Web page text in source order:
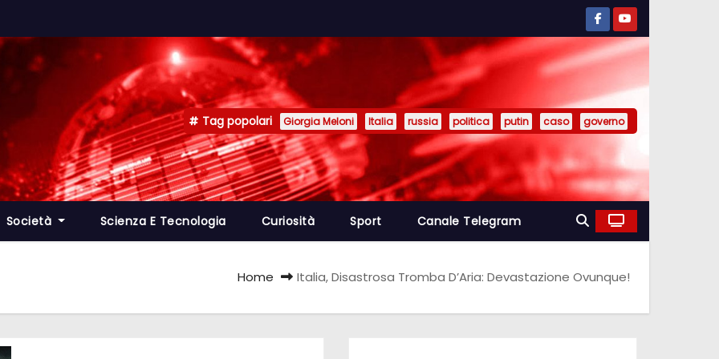
Tag popolari Giorgia Meloni Italia russia politica putin caso governo
Società Scienza E Tecnologia Curiosità Sport Canale Telegram
Home Italia, Disastrosa Tromba D’Aria: Devastazione Ovunque!